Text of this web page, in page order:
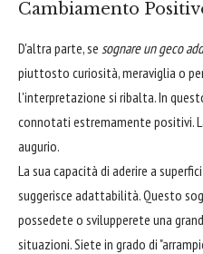
Cambiamento
D'altra parte, se sognare un geco
piuttosto curiosità, meraviglia o
l'interpretazione si ribalta. In
connotati estremamente positivi.
augurio.
La sua capacità di aderire a
suggerisce adattabilità. Questo
possedete o svilupperete una
situazioni. Siete in grado di